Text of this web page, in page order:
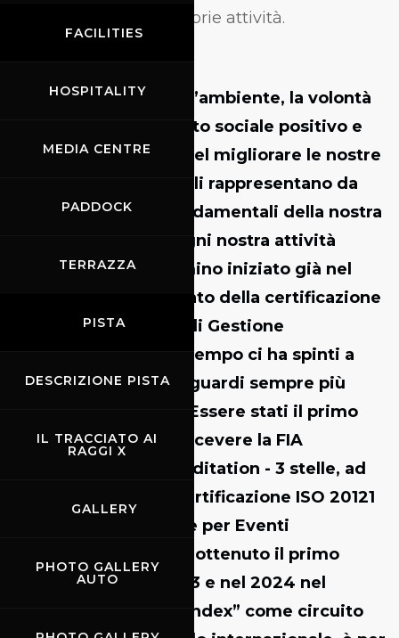
FACILITIES
HOSPITALITY
MEDIA CENTRE
PADDOCK
TERRAZZA
PISTA
DESCRIZIONE PISTA
IL TRACCIATO AI
RAGGI X
GALLERY
PHOTO GALLERY
AUTO
responsabile delle proprie attività.
La salvaguardia dell’ambiente, la volontà
di generare un impatto sociale positivo e
l’impegno continuo nel migliorare le nostre
prestazioni ambientali rappresentano da
sempre elementi fondamentali della nostra
identità, ispirando ogni nostra attività
quotidiana. Un cammino iniziato già nel
2009 con l’ottenimento della certificazione
ISO 14001 – Sistema di Gestione
Ambientale, che nel tempo ci ha spinti a
fissare obiettivi e traguardi sempre più
Essere stati il primo
circuito al mondo a ricevere la FIA
Environmental Accreditation - 3 stelle, ad
certificazione ISO 20121
– Sistema di Gestione per Eventi
, e ad aver ottenuto il primo
posto ancora nel 2023 e nel 2024 nel
“Sustainable Circuit Index” come circuito